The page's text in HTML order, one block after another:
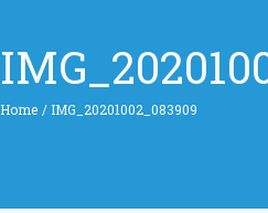
Home / IMG_20201002_083909